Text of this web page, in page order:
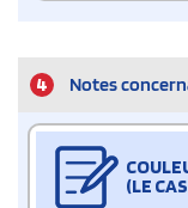
4 Notes
(LE